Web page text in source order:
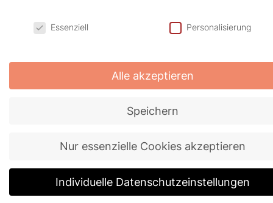
Erhöhtes Selbstvertrauen und Selbstständigkeit der
Kinder
Verbesserte schulische Leistungen und bessere
Essenziell
Personalisierung
Alle akzeptieren
Speichern
Nur essenzielle Cookies akzeptieren
Individuelle Datenschutzeinstellungen